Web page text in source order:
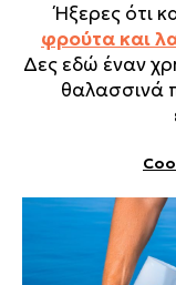
Ήξερες ότι
φρούτα και
Δες εδώ έναν
θαλασσινά